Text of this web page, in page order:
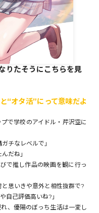
ェ
りたそうにこちらを見
“オタ活”にって意味だよ
で学校のアイドル・芹沢空に
チなレベルで」
だね」
で推し作品の映画を観に行っ
思いきや意外と相性抜群で?
自己評価高いね?」
、優陽のぼっち生活は一変し